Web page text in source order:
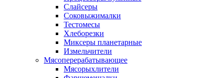
Слайсеры
Соковыжималки
Тестомесы
Хлеборезки
Миксеры планетарные
Измельчители
Мясоперерабатывающее
Мясорыхлители